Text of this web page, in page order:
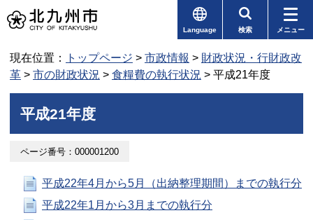
Language 検索 メニュー
現在位置： トップページ > 市政情報 > 財政状況・行財政改
革 > 市の財政状況 > 食糧費の執行状況 > 平成21年度
平成21年度
ページ番号：000001200
平成22年4月から5月（出納整理期間）までの執行分
平成22年1月から3月までの執行分